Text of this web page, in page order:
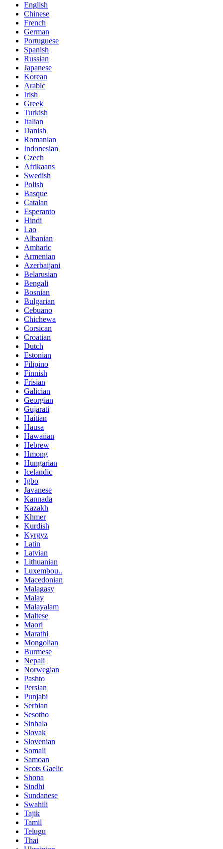
English
Chinese
French
German
Portuguese
Spanish
Russian
Japanese
Korean
Arabic
Irish
Greek
Turkish
Italian
Danish
Romanian
Indonesian
Czech
Afrikaans
Swedish
Polish
Basque
Catalan
Esperanto
Hindi
Lao
Albanian
Amharic
Armenian
Azerbaijani
Belarusian
Bengali
Bosnian
Bulgarian
Cebuano
Chichewa
Corsican
Croatian
Dutch
Estonian
Filipino
Finnish
Frisian
Galician
Georgian
Gujarati
Haitian
Hausa
Hawaiian
Hebrew
Hmong
Hungarian
Icelandic
Igbo
Javanese
Kannada
Kazakh
Khmer
Kurdish
Kyrgyz
Latin
Latvian
Lithuanian
Luxembou..
Macedonian
Malagasy
Malay
Malayalam
Maltese
Maori
Marathi
Mongolian
Burmese
Nepali
Norwegian
Pashto
Persian
Punjabi
Serbian
Sesotho
Sinhala
Slovak
Slovenian
Somali
Samoan
Scots Gaelic
Shona
Sindhi
Sundanese
Swahili
Tajik
Tamil
Telugu
Thai